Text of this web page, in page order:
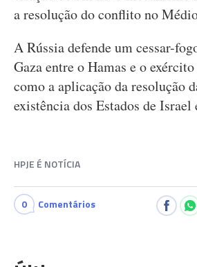
a resolução do conflito no
A Rússia defende um cessar-
Gaza entre o Hamas e o
como a aplicação da resolução
existência dos Estados de Israel
HPJE É NOTÍCIA
0 Comentários